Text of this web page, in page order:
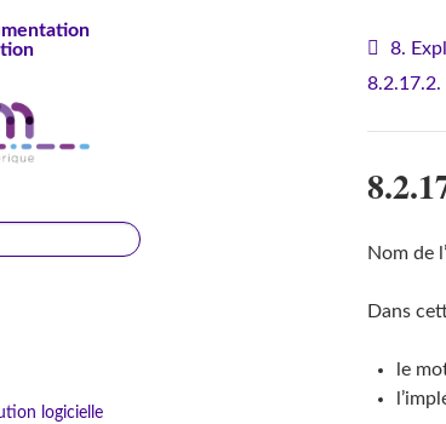
logicielle
8.
8.2.17.2.
Nom de
Dans
le